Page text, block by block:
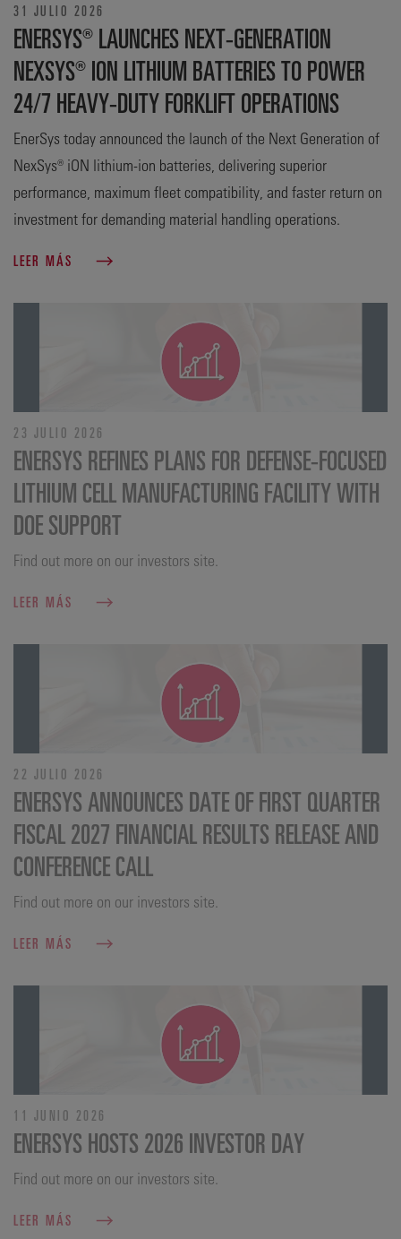
31 JULIO 2026
ENERSYS® LAUNCHES NEXT-GENERATION
NEXSYS® ION LITHIUM BATTERIES TO POWER
24/7 HEAVY-DUTY FORKLIFT OPERATIONS
EnerSys today announced the launch of the Next Generation of
NexSys® iON lithium-ion batteries, delivering superior
performance, maximum fleet compatibility, and faster return on
investment for demanding material handling operations.
LEER MÁS
23 JULIO 2026
ENERSYS REFINES PLANS FOR DEFENSE‑FOCUSED
LITHIUM CELL MANUFACTURING FACILITY WITH
DOE SUPPORT
Find out more on our investors site.
LEER MÁS
22 JULIO 2026
ENERSYS ANNOUNCES DATE OF FIRST QUARTER
FISCAL 2027 FINANCIAL RESULTS RELEASE AND
CONFERENCE CALL
Find out more on our investors site.
LEER MÁS
11 JUNIO 2026
ENERSYS HOSTS 2026 INVESTOR DAY
Find out more on our investors site.
LEER MÁS